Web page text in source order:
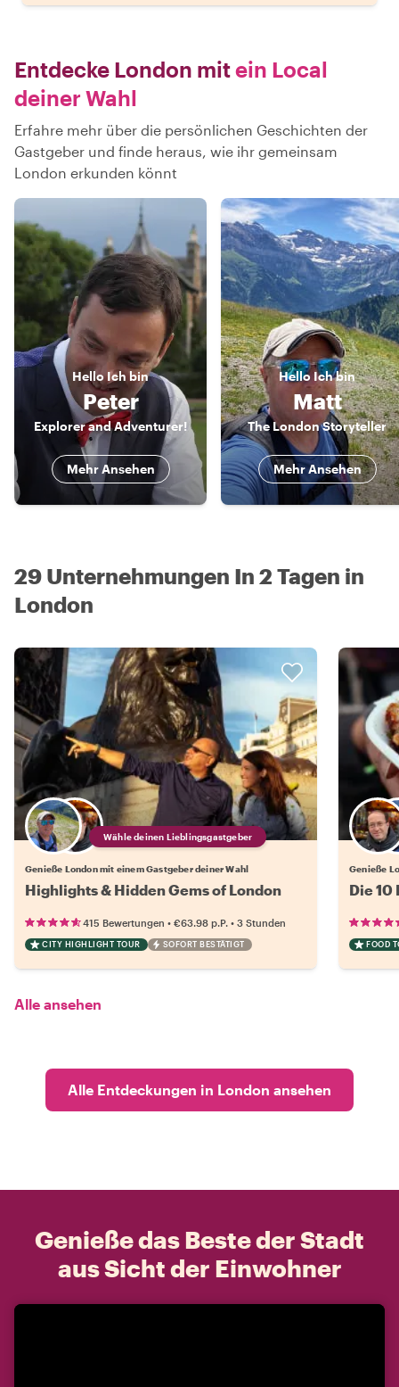
Entdecke London mitein Local
deiner Wahl
Erfahre mehr über die persönlichen Geschichten der
Gastgeber und finde heraus, wie ihr gemeinsam
London erkunden könnt
HelloIch bin
Peter
Explorer and Adventurer!
Mehr Ansehen
Hello Ich bin
Matt
The London Storyteller
Mehr Ansehen
29 Unternehmungen In 2 Tagen in
London
Wähle deinen Lieblingsgastgeber
Genieße London mit einem Gastgeber deiner Wahl
Highlights & Hidden Gems of London
415 Bewertungen • €63.98 p.P. • 3 Stunden
CITY HIGHLIGHT TOUR SOFORT BESTÄTIGT
Genieße
Die 10
FOOD
Alle ansehen
Alle Entdeckungen in London ansehen
Genieße das Beste der Stadt
aus Sicht der Einwohner